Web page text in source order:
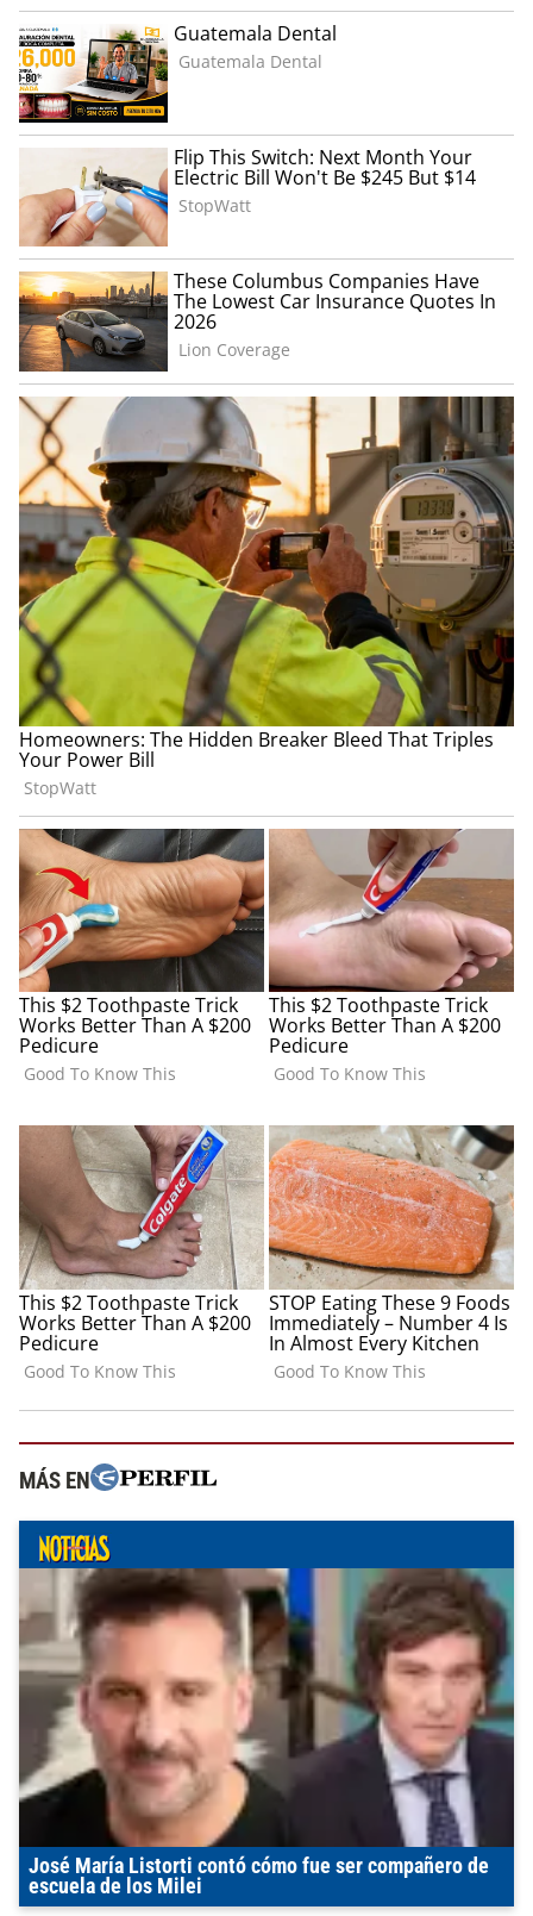
MÁS EN
José María Listorti contó cómo fue ser compañero de
escuela de los Milei